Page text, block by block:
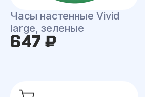
Часы настенные Vivid
large, зеленые
647 ₽